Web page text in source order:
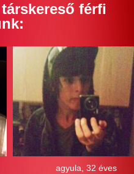
férfi
agyula, 32 éves